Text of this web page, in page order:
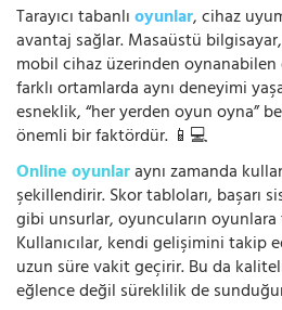
Tarayıcı tabanlıoyunlar, cihaz
avantaj sağlar. Masaüstü
mobil cihaz üzerinden oynanabilen
farklı ortamlarda aynı deneyimi
esneklik, “her yerden oyun oyna”
önemli bir faktördür. 📱💻
Online oyunlaraynı zamanda
şekillendirir. Skor tabloları, başarı
gibi unsurlar, oyuncuların
Kullanıcılar, kendi gelişimini takip
uzun süre vakit geçirir. Bu da
eğlence değil süreklilik de